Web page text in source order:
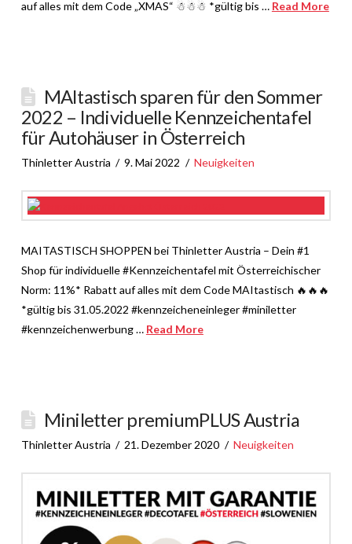
auf alles mit dem Code „XMAS“ ☃☃☃ *gültig bis … Read More
MAItastisch sparen für den Sommer
2022 – Individuelle Kennzeichentafel
für Autohäuser in Österreich
Thinletter Austria 9. Mai 2022 Neuigkeiten
MAITASTISCH SHOPPEN bei Thinletter Austria – Dein #1
Shop für individuelle #Kennzeichentafel mit Österreichischer
Norm: 11%* Rabatt auf alles mit dem Code MAItastisch 🔥🔥🔥
*gültig bis 31.05.2022 #kennzeicheneinleger #miniletter
#kennzeichenwerbung … Read More
Miniletter premiumPLUS Austria
Thinletter Austria 21. Dezember 2020 Neuigkeiten